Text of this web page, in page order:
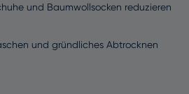
und Baumwollsocken reduzieren
und gründliches Abtrocknen